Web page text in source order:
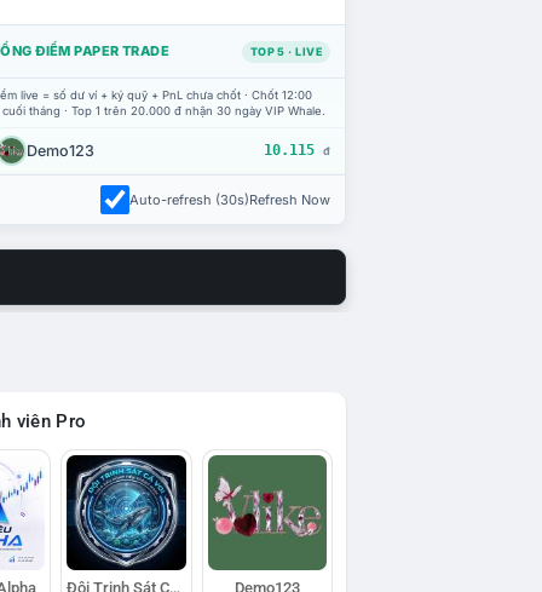
ĐIỂM PAPER TRADE TOP 5 · LIVE
live = số dư ví + ký quỹ + PnL chưa chốt · Chốt 12:00
tháng · Top 1 trên 20.000 đ nhận 30 ngày VIP Whale.
Demo123 10.115 đ
Auto-refresh (30s)Refresh Now
viên Pro
Đội Trinh Sát Cá Voi Demo123